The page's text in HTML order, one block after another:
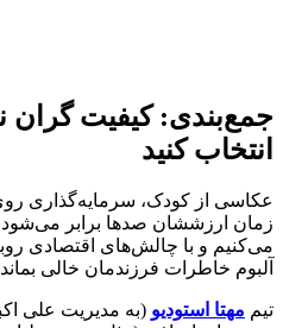
جمع‌بندی: کیفیت
انتخاب کنید
عکاسی از کودک، سرمایه‌گذاری
زمان ارزششان صدها برابر می‌شود.
می‌کنیم و با چالش‌های اقتصادی
آلبوم خاطرات فرزندمان خالی
تیم مهتا استودیو (به مدیریت علی